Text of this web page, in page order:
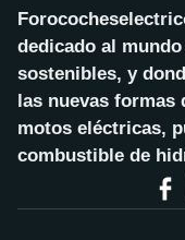
dedicado al
sostenibles, y
las nuevas formas
motos eléctricas,
combustible de